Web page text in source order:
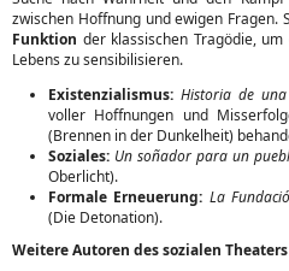
zwischen Hoffnung und ewigen Fragen.
Funktion der klassischen Tragödie,
Lebens zu sensibilisieren.
Existenzialismus: Historia de una
voller Hoffnungen und
(Brennen in der Dunkelheit)
Soziales: Un soñador para un
Oberlicht).
Formale Erneuerung: La
(Die Detonation).
Weitere Autoren des sozialen Theaters